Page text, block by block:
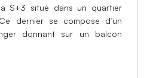
S+3 situé dans un quartier
dernier se compose d’un
donnant sur un balcon